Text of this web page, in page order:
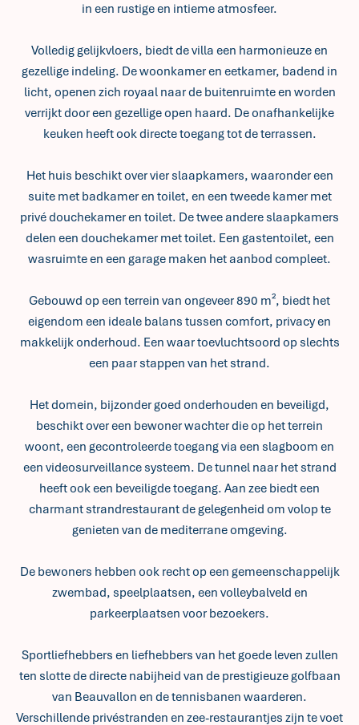
in een rustige en intieme atmosfeer.
Volledig gelijkvloers, biedt de villa een harmonieuze en
gezellige indeling. De woonkamer en eetkamer, badend in
licht, openen zich royaal naar de buitenruimte en worden
verrijkt door een gezellige open haard. De onafhankelijke
keuken heeft ook directe toegang tot de terrassen.
Het huis beschikt over vier slaapkamers, waaronder een
suite met badkamer en toilet, en een tweede kamer met
privé douchekamer en toilet. De twee andere slaapkamers
delen een douchekamer met toilet. Een gastentoilet, een
wasruimte en een garage maken het aanbod compleet.
Gebouwd op een terrein van ongeveer 890 m², biedt het
eigendom een ideale balans tussen comfort, privacy en
makkelijk onderhoud. Een waar toevluchtsoord op slechts
een paar stappen van het strand.
Het domein, bijzonder goed onderhouden en beveiligd,
beschikt over een bewoner wachter die op het terrein
woont, een gecontroleerde toegang via een slagboom en
een videosurveillance systeem. De tunnel naar het strand
heeft ook een beveiligde toegang. Aan zee biedt een
charmant strandrestaurant de gelegenheid om volop te
genieten van de mediterrane omgeving.
De bewoners hebben ook recht op een gemeenschappelijk
zwembad, speelplaatsen, een volleybalveld en
parkeerplaatsen voor bezoekers.
Sportliefhebbers en liefhebbers van het goede leven zullen
ten slotte de directe nabijheid van de prestigieuze golfbaan
van Beauvallon en de tennisbanen waarderen.
Verschillende privéstranden en zee-restaurantjes zijn te voet